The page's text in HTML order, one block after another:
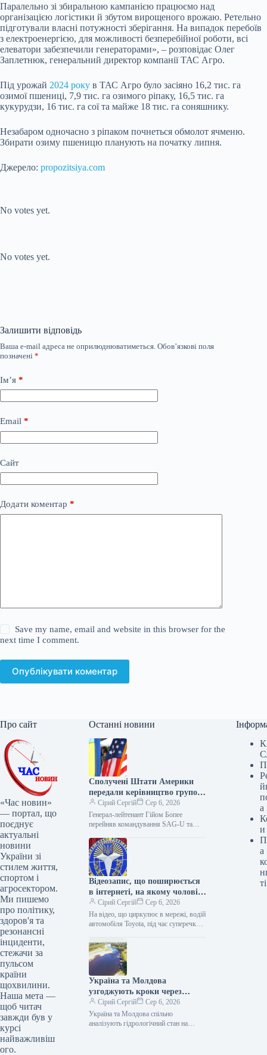
Паралельно зі збиральною кампанією працюємо над
організацією логістики й збутом вирощеного врожаю. Ретельно
підготували власні потужності зберігання. На випадок перебоїв
з електроенергією, для можливості безперебійної роботи, всі
елеватори забезпечили генераторами», – розповідає Олег
Заплетнюк, генеральний директор компанії ТАС Агро.
Під урожай 2024 року в ТАС Агро було засіяно 16,2 тис. га
озимої пшениці, 7,9 тис. га озимого ріпаку, 16,5 тис. га
кукурудзи, 16 тис. га сої та майже 18 тис. га соняшнику.
Незабаром одночасно з ріпаком почнеться обмолот ячменю.
Збирати озиму пшеницю планують на початку липня.
Джерело: propozitsiya.com
No votes yet.
No votes yet.
Залишити відповідь
Ваша e-mail адреса не оприлюднюватиметься. Обов’язкові поля
позначені *
Ім’я *
Email *
Сайт
Додати коментар *
Save my name, email and website in this browser for the
next time I comment.
Опублікувати коментар
Про сайт
«Час новин»
— портал, що
поєднує
актуальні
новини
України зі
стилем життя,
спортом і
агросектором.
Ми пишемо
про політику,
здоров'я та
резонансні
інциденти,
стежачи за
пульсом
країни
щохвилини.
Наша мета —
щоб читач
завжди був у
курсі
найважливіш
ого.
Останні новини
Сполучені Штати Америки
передали керівництво групою
підтримки України, проте
запевнили, що це жодним
чином не позначиться на
Генеральний штаб.
Сірий Сергій
Сер 6, 2026
Генерал-лейтенант Гійом Бопее
перейняв командування SAG-U та
Сполучені Штати запевнили, що
реорганізація жодним чином не
позначиться…
Відеозапис, що поширюється
в інтернеті, на якому чоловік,
у конфлікті з
правоохоронцями,
ідентифікує себе як
зовнішньої розвідки, не
відповідає фактам –
повідомляє служба зовнішньої
розвідки.
Сірий Сергій
Сер 6, 2026
На відео, що циркулює в мережі, водій
автомобіля Toyota, під час суперечки з
співробітником Служби…
Україна та Молдова
узгоджують кроки через
низький рівень води у Дністрі
Сірий Сергій
Сер 6, 2026
Україна та Молдова спільно
аналізують гідрологічний стан на
а
и
а
ті